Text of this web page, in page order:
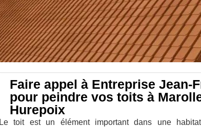
Faire appel à Entreprise Jean-
pour peindre vos toits à
Hurepoix
Le toit est un élément important dans une